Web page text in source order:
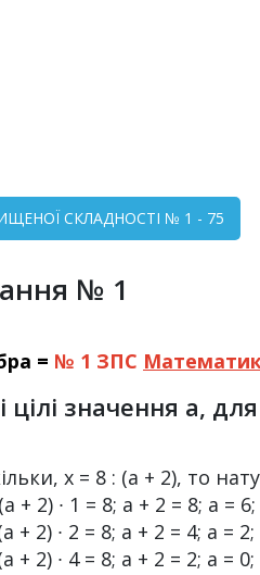
СКЛАДНОСТІ № 1 - 75
№ 1
= № 1 ЗПС
цілі значення a,
х = 8 : (а + 2), то
+ 2) ∙ 1 = 8; а + 2 = 8; a = 6;
+ 2) ∙ 2 = 8; а + 2 = 4; а = 2;
+ 2) ∙ 4 = 8; а + 2 = 2; а = 0;